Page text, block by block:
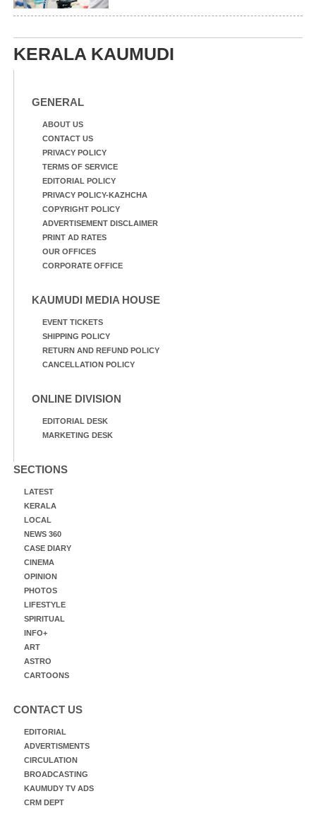
സഹകരണ-എക്സൈസ്
കൃഷിവകുപ്പ് മന്ത്രി ടി.
സിദ്ദിഖ്, റെജി ചെറിയാൻ
എം. എൽ. എ എന്നിവർ
KERALA KAUMUDI
GENERAL
ABOUT US
CONTACT US
PRIVACY POLICY
TERMS OF SERVICE
EDITORIAL POLICY
PRIVACY POLICY-KAZHCHA
COPYRIGHT POLICY
ADVERTISEMENT DISCLAIMER
PRINT AD RATES
OUR OFFICES
CORPORATE OFFICE
KAUMUDI MEDIA HOUSE
EVENT TICKETS
SHIPPING POLICY
RETURN AND REFUND POLICY
CANCELLATION POLICY
ONLINE DIVISION
EDITORIAL DESK
MARKETING DESK
SECTIONS
LATEST
KERALA
LOCAL
NEWS 360
CASE DIARY
CINEMA
OPINION
PHOTOS
LIFESTYLE
SPIRITUAL
INFO+
ART
ASTRO
CARTOONS
CONTACT US
EDITORIAL
ADVERTISMENTS
CIRCULATION
BROADCASTING
KAUMUDY TV ADS
CRM DEPT